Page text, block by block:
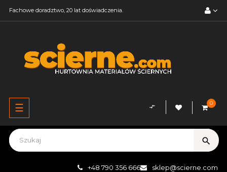
Fachowe doradztwo, 20 lat doświadczenia.
Przełącz
nawigację
☰ compare_arrows
0
search
+48 790 356 666 sklep@scierne.com